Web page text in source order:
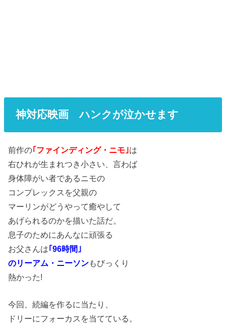
神対応映画 ハンクが泣かせます
前作の ｢ファインディング・ニモ｣は
右ひれが生まれつき小さい、言わば
身体障がい者であるニモの
コンプレックスを父親の
マーリンがどうやって癒やして
あげられるのかを描いた話だ。
息子のためにあんなに頑張る
お父さんは ｢96時間｣
のリーアム・ニーソンもびっくり
熱かった!
今回、続編を作るに当たり、
ドリーにフォーカスを当てている。